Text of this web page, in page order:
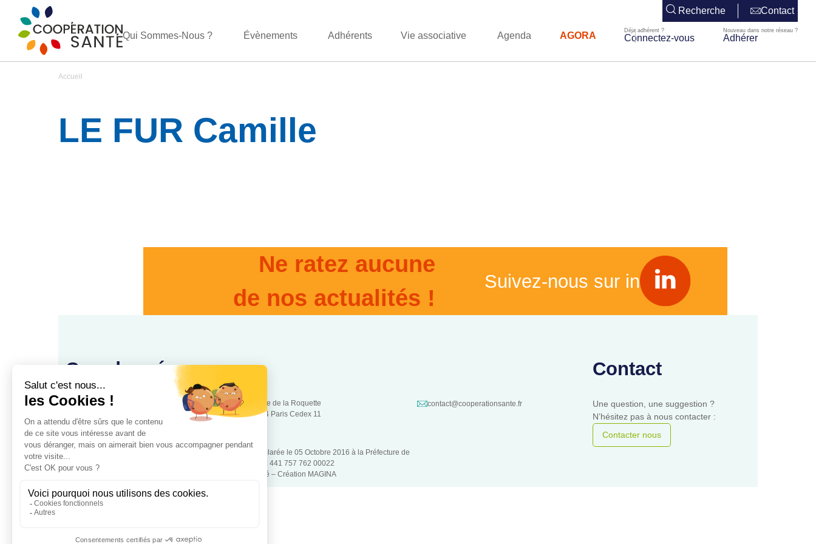
Recherche Contact
Qui Sommes-Nous ? Évènements Adhérents Vie associative Agenda AGORA Connectez-vous Adhérer
Accueil
LE FUR Camille
Ne ratez aucune
de nos actualités !
Suivez-nous sur in
Coordonnées
www.cooperationsante.fr
88, rue de la Roquette
75544 Paris Cedex 11
contact@cooperationsante.fr
Contact
Une question, une suggestion ?
N’hésitez pas à nous contacter :
Contacter nous
Association loi 1901 d’intérêt général, à but non lucratif – Déclarée le 05 Octobre 2016 à la Préfecture de
police de Paris – Numéro association: W343008890 – SIRET: 441 757 762 00022
– RGPD – Copyrigt 2024 Coopétation Santé – Création MAGINA